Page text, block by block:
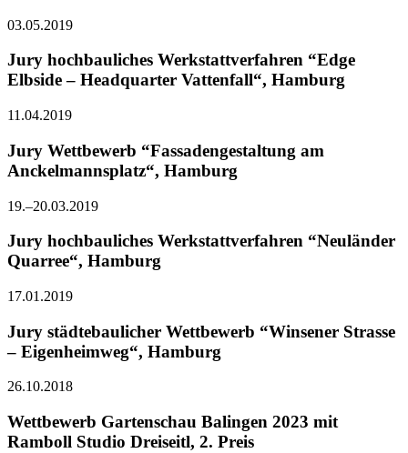
03.05.2019
Jury hochbauliches Werkstattverfahren “Edge
Elbside – Headquarter Vattenfall“, Hamburg
11.04.2019
Jury Wettbewerb “Fassadengestaltung am
Anckelmannsplatz“, Hamburg
19.–20.03.2019
Jury hochbauliches Werkstattverfahren “Neuländer
Quarree“, Hamburg
17.01.2019
Jury städtebaulicher Wettbewerb “Winsener Strasse
– Eigenheimweg“, Hamburg
26.10.2018
Wettbewerb Gartenschau Balingen 2023 mit
Ramboll Studio Dreiseitl, 2. Preis